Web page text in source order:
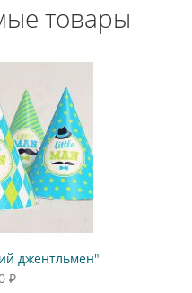
товары